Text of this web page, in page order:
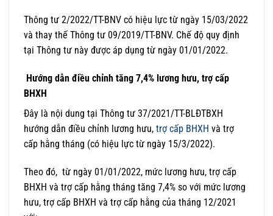
Thông tư 2/2022/TT-BNV có hiệu lực từ ngày 15/03/2022
và thay thế Thông tư 09/2019/TT-BNV. Chế độ quy định
tại Thông tư này được áp dụng từ ngày 01/01/2022.
Hướng dẫn điều chỉnh tăng 7,4% lương hưu, trợ cấp
BHXH
Đây là nội dung tại Thông tư 37/2021/TT-BLĐTBXH
hướng dẫn điều chỉnh lương hưu, trợ cấp BHXH và trợ
cấp hằng tháng (có hiệu lực từ ngày 15/3/2022).
Theo đó, từ ngày 01/01/2022, mức lương hưu, trợ cấp
BHXH và trợ cấp hằng tháng tăng 7,4% so với mức lương
hưu, trợ cấp BHXH và trợ cấp hằng của tháng 12/2021